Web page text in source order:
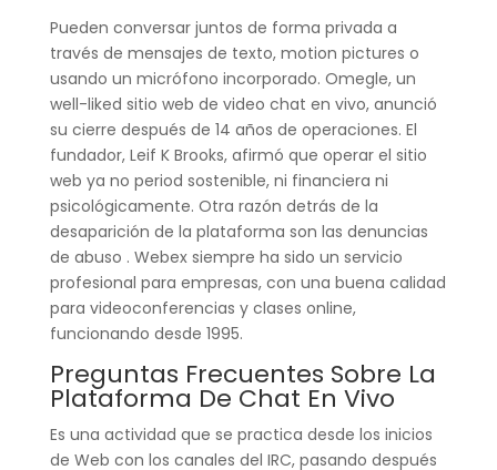
Pueden conversar juntos de forma privada a
través de mensajes de texto, motion pictures o
usando un micrófono incorporado. Omegle, un
well-liked sitio web de video chat en vivo, anunció
su cierre después de 14 años de operaciones. El
fundador, Leif K Brooks, afirmó que operar el sitio
web ya no period sostenible, ni financiera ni
psicológicamente. Otra razón detrás de la
desaparición de la plataforma son las denuncias
de abuso . Webex siempre ha sido un servicio
profesional para empresas, con una buena calidad
para videoconferencias y clases online,
funcionando desde 1995.
Preguntas Frecuentes Sobre La
Plataforma De Chat En Vivo
Es una actividad que se practica desde los inicios
de Web con los canales del IRC, pasando después